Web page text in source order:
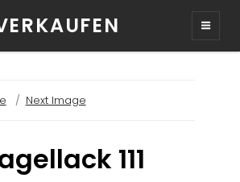
Next Image
111